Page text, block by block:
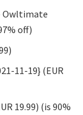
Owltimate
off)
11-19} (EUR
19.99) (is 90%